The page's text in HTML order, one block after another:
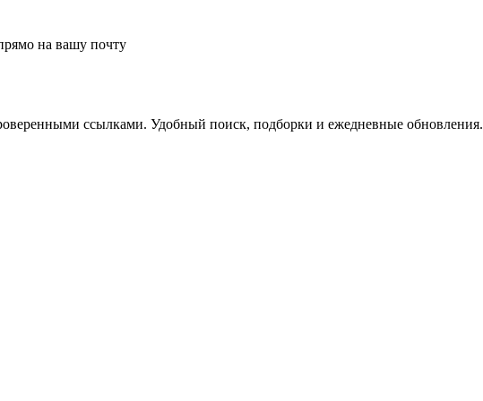
на вашу почту
ссылками. Удобный поиск, подборки и ежедневные обновления.